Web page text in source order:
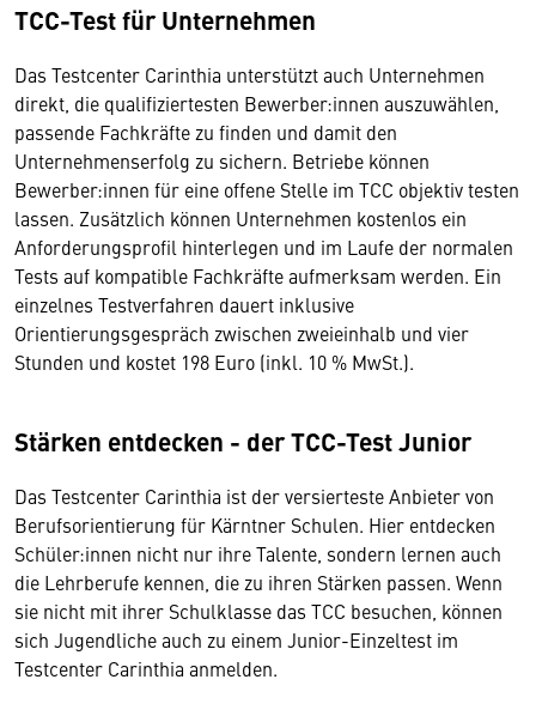
TCC-Test für Unternehmen
Das Testcenter Carinthia unterstützt auch Unternehmen
direkt, die qualifiziertesten Bewerber:innen auszuwählen,
passende Fachkräfte zu finden und damit den
Unternehmenserfolg zu sichern. Betriebe können
Bewerber:innen für eine offene Stelle im TCC objektiv testen
lassen. Zusätzlich können Unternehmen kostenlos ein
Anforderungsprofil hinterlegen und im Laufe der normalen
Tests auf kompatible Fachkräfte aufmerksam werden. Ein
einzelnes Testverfahren dauert inklusive
Orientierungsgespräch zwischen zweieinhalb und vier
Stunden und kostet 198 Euro (inkl. 10 % MwSt.).
Stärken entdecken - der TCC-Test Junior
Das Testcenter Carinthia ist der versierteste Anbieter von
Berufsorientierung für Kärntner Schulen. Hier entdecken
Schüler:innen nicht nur ihre Talente, sondern lernen auch
die Lehrberufe kennen, die zu ihren Stärken passen. Wenn
sie nicht mit ihrer Schulklasse das TCC besuchen, können
sich Jugendliche auch zu einem Junior-Einzeltest im
Testcenter Carinthia anmelden.